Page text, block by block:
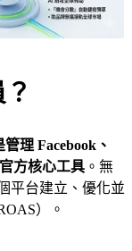
管理 Facebook、
方核心工具 。無
平台建立、優化並
）。